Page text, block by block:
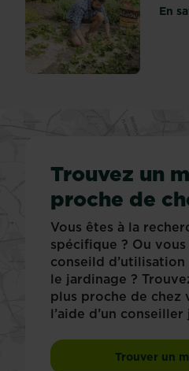
En
Trouvez un
proche de
Vous êtes à la
spécifique ? Ou
conseild
le jardinage ?
plus proche de chez
l’aide d’un conseiller
Trouver un